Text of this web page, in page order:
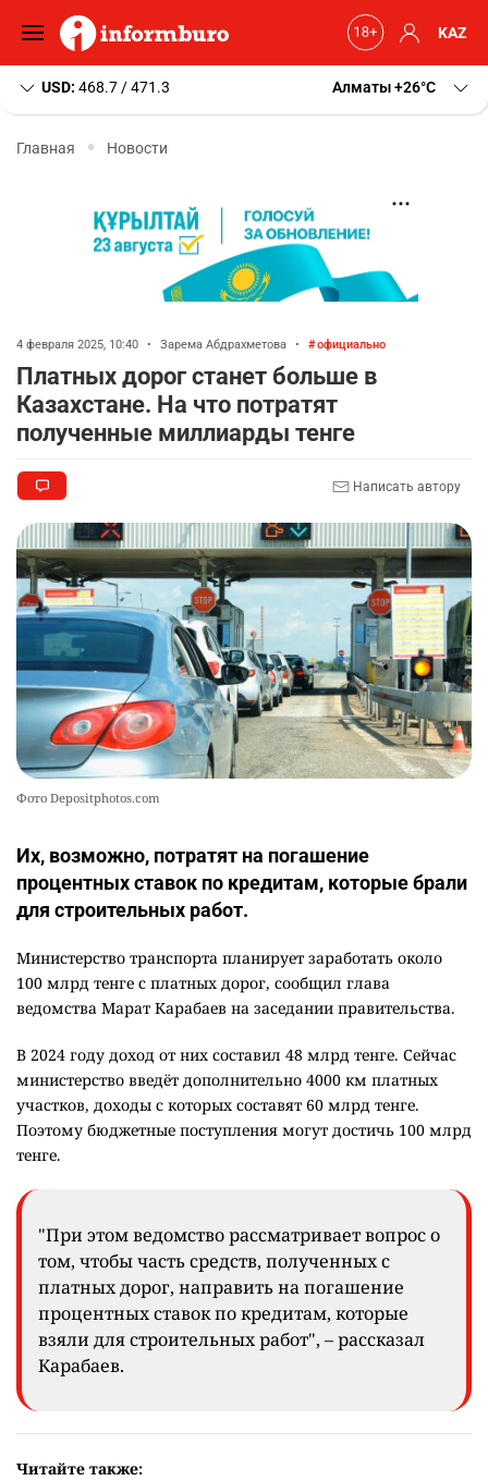
KAZ
USD: 468.7 / 471.3 Алматы+26 C
Главная Новости
4 февраля 2025, 10:40 • Зарема Абдрахметова • официально
Платных дорог станет больше в
Казахстане. На что потратят
полученные миллиарды тенге
Написать автору
Фото Depositphotos.com
Их, возможно, потратят на погашение
процентных ставок по кредитам, которые брали
для строительных работ.
Министерство транспорта планирует заработать около
100 млрд тенге с платных дорог, сообщил глава
ведомства Марат Карабаев на заседании правительства.
В 2024 году доход от них составил 48 млрд тенге. Сейчас
министерство введёт дополнительно 4000 км платных
участков, доходы с которых составят 60 млрд тенге.
Поэтому бюджетные поступления могут достичь 100 млрд
тенге.
"При этом ведомство рассматривает вопрос о
том, чтобы часть средств, полученных с
платных дорог, направить на погашение
процентных ставок по кредитам, которые
взяли для строительных работ", – рассказал
Карабаев.
Читайте также: